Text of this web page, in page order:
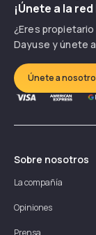
¡Únete a la
¿Eres
Dayuse y únete
Únete a
Sobre nosotros
La compañía
Opiniones
Prensa